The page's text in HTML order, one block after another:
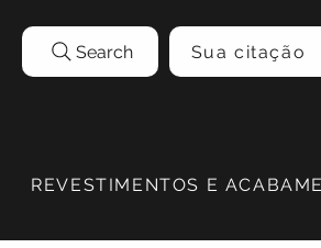
Search Sua citação
REVESTIMENTOS E